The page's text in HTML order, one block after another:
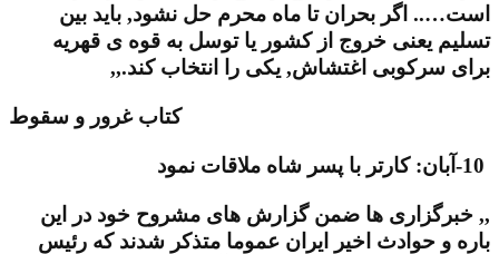
است….. اگر بحران تا ماه محرم حل نشود, باید بین
تسلیم یعنی خروج از کشور یا توسل به قوه ی قهریه
برای سرکوبی اغتشاش, یکی را انتخاب کند.,,
کتاب غرور و سقوط
,, خبرگزاری ها ضمن گزارش های مشروح خود در این
باره و حوادث اخیر ایران عموما متذکر شدند که رئیس